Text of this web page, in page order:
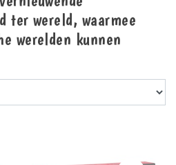
ter wereld, waarmee
werelden kunnen